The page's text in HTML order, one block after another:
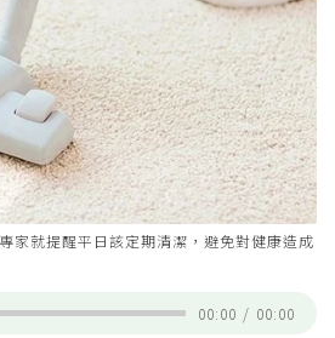
家就提醒平日該定期清潔，避免對健康造成
00:00 / 00:00